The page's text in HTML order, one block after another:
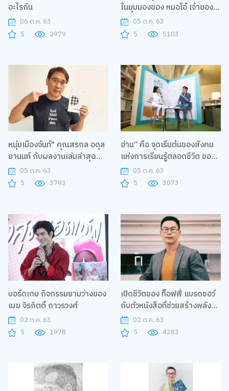
อะไรกัน
06 ต.ค. 63
5
2979
ในมุมมองของ หมอโอ๋ เจ้าของ
เพจดัง “เลี้ยงลูกนอกบ้าน”
05 ต.ค. 63
5
5103
หนุ่มเมืองจันท์" คุณสรกล อดุล
ยานนท์ กับผลงานเล่มล่าสุด
โลกนี้ไม่ได้มีคำตอบเดียว
05 ต.ค. 63
5
3793
อ่าน” คือ จุดเริ่มต้นของสังคม
แห่งการเรียนรู้ตลอดชีวิต ขอ
งก๊อต-จิรายุ
05 ต.ค. 63
5
3073
บอร์ดเกม กิจกรรมยามว่างของ
เมฆ จิรกิตติ์ ถาวรวงศ์
02 ต.ค. 63
5
1978
เปิดชีวิตของ ท็อฟฟี่ แบรดชอว์
กับตัวหนังสือที่ช่วยสร้างพลัง
ของคนทำงาน
02 ต.ค. 63
5
4283